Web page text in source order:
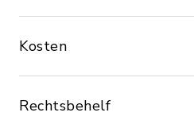
Kosten
Rechtsbehelf